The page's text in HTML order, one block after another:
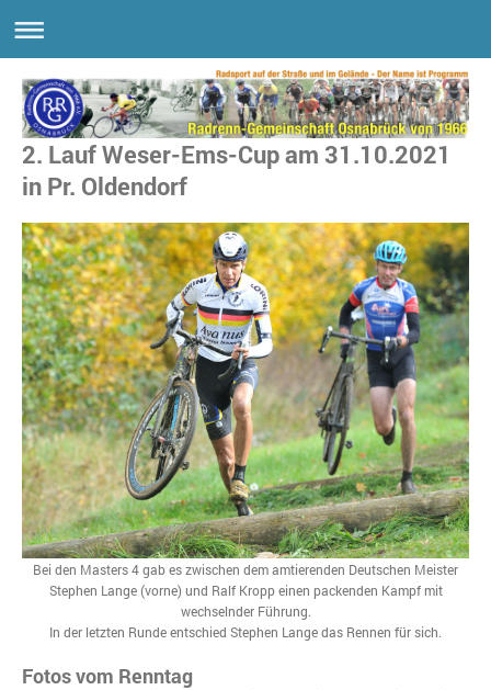
2. Lauf Weser-Ems-Cup am 31.10.2021
in Pr. Oldendorf
Bei den Masters 4 gab es zwischen dem amtierenden Deutschen Meister
Stephen Lange (vorne) und Ralf Kropp einen packenden Kampf mit
wechselnder Führung.
In der letzten Runde entschied Stephen Lange das Rennen für sich.
Fotos vom Renntag